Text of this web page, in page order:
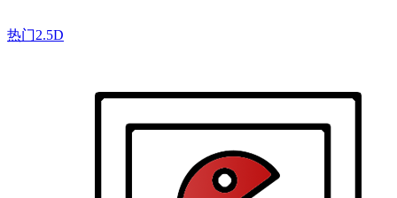
热门2.5D